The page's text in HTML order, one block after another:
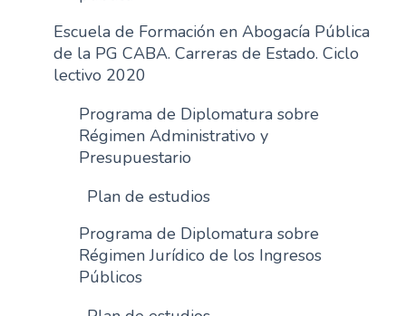
Escuela de Formación en Abogacía Pública
de la PG CABA. Carreras de Estado. Ciclo
lectivo 2020
Programa de Diplomatura sobre
Régimen Administrativo y
Presupuestario
Plan de estudios
Programa de Diplomatura sobre
Régimen Jurídico de los Ingresos
Públicos